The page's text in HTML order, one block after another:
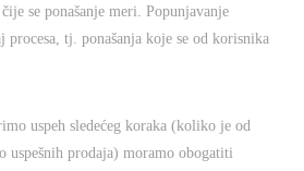
se ponašanje meri. Popunjavanje
tj. ponašanja koje se od korisnika
uspeh sledećeg koraka (koliko je od
uspešnih prodaja) moramo obogatiti